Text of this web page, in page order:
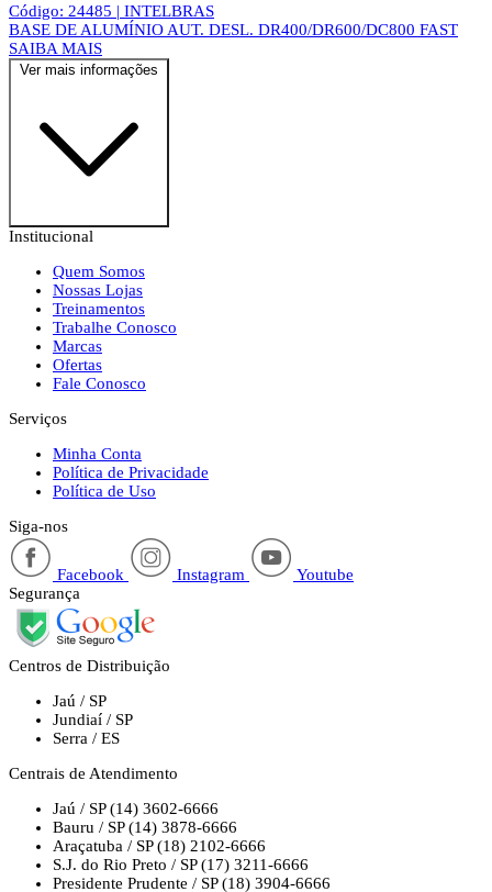
Código: 24485 | INTELBRAS
BASE DE ALUMÍNIO AUT. DESL. DR400/DR600/DC800 FAST
SAIBA MAIS
Ver mais informações
Institucional
Quem Somos
Nossas Lojas
Treinamentos
Trabalhe Conosco
Marcas
Ofertas
Fale Conosco
Serviços
Minha Conta
Política de Privacidade
Política de Uso
Siga-nos
Facebook Instagram
Youtube
Segurança
Centros de Distribuição
Jaú / SP
Jundiaí / SP
Serra / ES
Centrais de Atendimento
Jaú / SP (14) 3602-6666
Bauru / SP (14) 3878-6666
Araçatuba / SP (18) 2102-6666
S.J. do Rio Preto / SP (17) 3211-6666
Presidente Prudente / SP (18) 3904-6666